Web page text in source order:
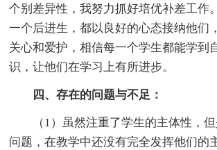
个别差异性，我努力抓好培优补差工作
一个后进生，都以良好的心态接纳他们
关心和爱护，相信每一个学生都能学到
识，让他们在学习上有所进步。
四、存在的问题与不足：
（1）虽然注重了学生的主体性，但
问题，在教学中还没有完全发挥他们的